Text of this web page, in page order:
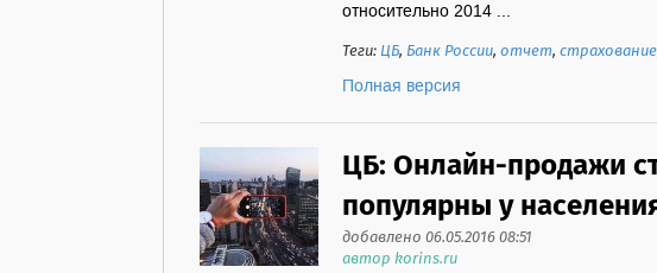
относительно 2014 ...
Теги:ЦБ, Банк России,отчет,страхование
Полная версия
ЦБ: Онлайн-продажи
популярны у
добавлено 06.05.2016 08:51
автор korins.ru